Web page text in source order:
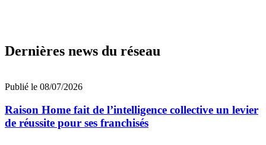
Dernières news du réseau
Publié le 08/07/2026
Raison Home fait de l’intelligence collective un levier
de réussite pour ses franchisés